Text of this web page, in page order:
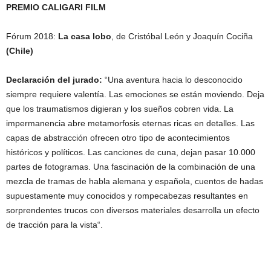
PREMIO CALIGARI FILM
Fórum 2018: La casa lobo, de Cristóbal León y Joaquín Cociña
(Chile)
Declaración del jurado: “Una aventura hacia lo desconocido
siempre requiere valentía. Las emociones se están moviendo. Deja
que los traumatismos digieran y los sueños cobren vida. La
impermanencia abre metamorfosis eternas ricas en detalles. Las
capas de abstracción ofrecen otro tipo de acontecimientos
históricos y políticos. Las canciones de cuna, dejan pasar 10.000
partes de fotogramas. Una fascinación de la combinación de una
mezcla de tramas de habla alemana y española, cuentos de hadas
supuestamente muy conocidos y rompecabezas resultantes en
sorprendentes trucos con diversos materiales desarrolla un efecto
de tracción para la vista“.